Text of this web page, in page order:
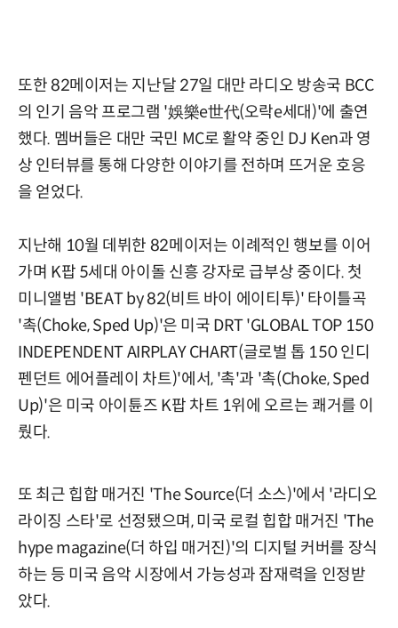
또한 82메이저는 지난달 27일 대만 라디오 방송국 BCC
의 인기 음악 프로그램 '娛樂e世代(오락e세대)'에 출연
했다. 멤버들은 대만 국민 MC로 활약 중인 DJ Ken과 영
상 인터뷰를 통해 다양한 이야기를 전하며 뜨거운 호응
을 얻었다.
지난해 10월 데뷔한 82메이저는 이례적인 행보를 이어
가며 K팝 5세대 아이돌 신흥 강자로 급부상 중이다. 첫
미니앨범 'BEAT by 82(비트 바이 에이티투)' 타이틀곡
'촉(Choke, Sped Up)'은 미국 DRT 'GLOBAL TOP 150
INDEPENDENT AIRPLAY CHART(글로벌 톱 150 인디
펜던트 에어플레이 차트)'에서, '촉'과 '촉(Choke, Sped
Up)'은 미국 아이튠즈 K팝 차트 1위에 오르는 쾌거를 이
뤘다.
또 최근 힙합 매거진 'The Source(더 소스)'에서 '라디오
라이징 스타'로 선정됐으며, 미국 로컬 힙합 매거진 'The
hype magazine(더 하입 매거진)'의 디지털 커버를 장식
하는 등 미국 음악 시장에서 가능성과 잠재력을 인정받
았다.